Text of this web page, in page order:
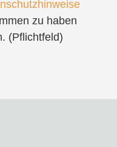
zu haben
(Pflichtfeld)